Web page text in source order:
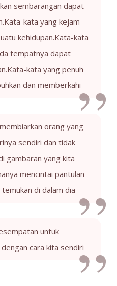
sembarangan dapat
kata yang kejam
kehidupan.Kata-kata
tempatnya dapat
kata yang penuh
dan memberkahi
orang yang
sendiri dan tidak
gambaran yang kita
mencintai pantulan
di dalam dia
untuk
cara kita sendiri